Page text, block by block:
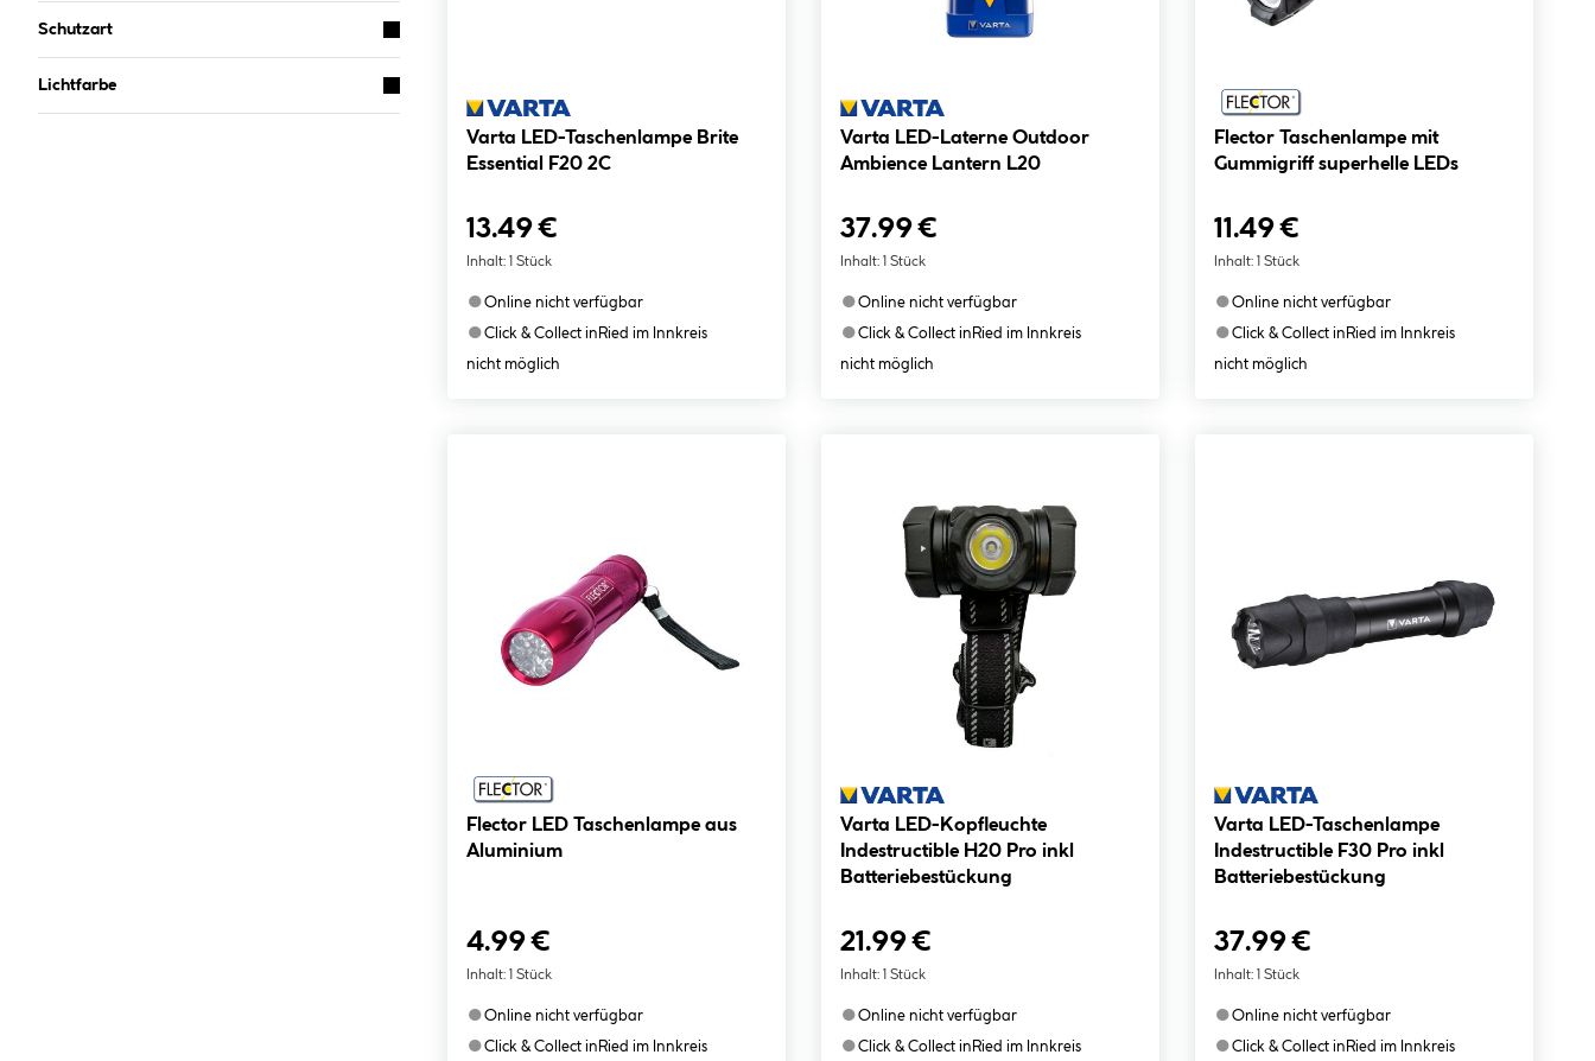
Schutzart
Lichtfarbe
Varta LED-Taschenlampe Brite
Essential F20 2C
13.49 €
Inhalt: 1 Stück
●Online nicht verfügbar
●Click & Collect in Ried im Innkreis
nicht möglich
Varta LED-Laterne Outdoor
Ambience Lantern L20
37.99 €
Inhalt: 1 Stück
●Online nicht verfügbar
●Click & Collect in Ried im Innkreis
nicht möglich
Flector Taschenlampe mit
Gummigriff superhelle LEDs
11.49 €
Inhalt: 1 Stück
●Online nicht verfügbar
●Click & Collect in Ried im Innkreis
nicht möglich
Flector LED Taschenlampe aus
Aluminium
4.99 €
Inhalt: 1 Stück
●Online nicht verfügbar
●Click & Collect in Ried im Innkreis
Varta LED-Kopfleuchte
Indestructible H20 Pro inkl
Batteriebestückung
21.99 €
Inhalt: 1 Stück
●Online nicht verfügbar
●Click & Collect in Ried im Innkreis
Varta LED-Taschenlampe
Indestructible F30 Pro inkl
Batteriebestückung
37.99 €
Inhalt: 1 Stück
●Online nicht verfügbar
●Click & Collect in Ried im Innkreis